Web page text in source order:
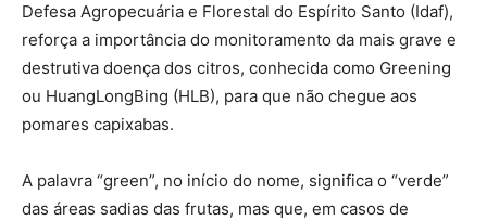
Defesa Agropecuária e Florestal do Espírito Santo (Idaf),
reforça a importância do monitoramento da mais grave e
destrutiva doença dos citros, conhecida como Greening
ou HuangLongBing (HLB), para que não chegue aos
pomares capixabas.
A palavra “green”, no início do nome, significa o “verde”
das áreas sadias das frutas, mas que, em casos de